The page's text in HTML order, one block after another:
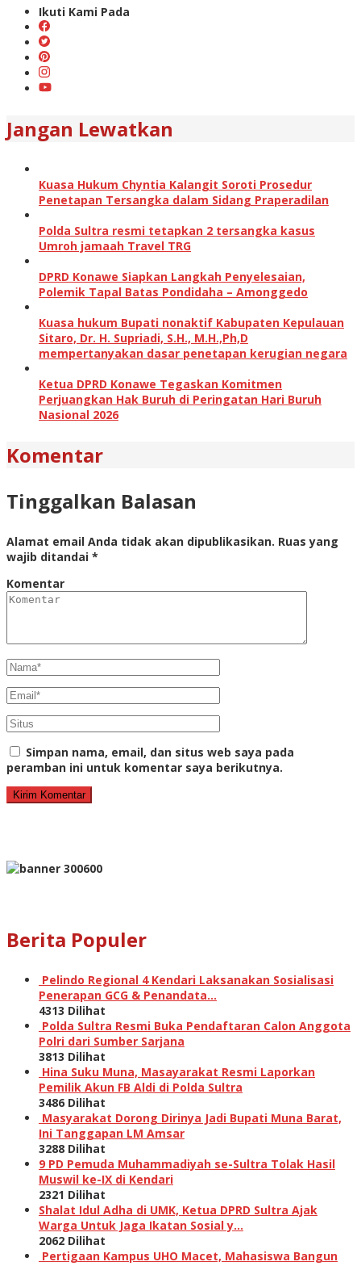
Ikuti Kami Pada
Jangan Lewatkan
Kuasa Hukum Chyntia Kalangit Soroti Prosedur
Penetapan Tersangka dalam Sidang Praperadilan
Polda Sultra resmi tetapkan 2 tersangka kasus
Umroh jamaah Travel TRG
DPRD Konawe Siapkan Langkah Penyelesaian,
Polemik Tapal Batas Pondidaha – Amonggedo
Kuasa hukum Bupati nonaktif Kabupaten Kepulauan
Sitaro, Dr. H. Supriadi, S.H., M.H.,Ph,D
mempertanyakan dasar penetapan kerugian negara
Ketua DPRD Konawe Tegaskan Komitmen
Perjuangkan Hak Buruh di Peringatan Hari Buruh
Nasional 2026
Komentar
Tinggalkan Balasan
Alamat email Anda tidak akan dipublikasikan. Ruas yang
wajib ditandai *
Komentar
Simpan nama, email, dan situs web saya pada
peramban ini untuk komentar saya berikutnya.
Berita Populer
Pelindo Regional 4 Kendari Laksanakan Sosialisasi
Penerapan GCG & Penandata…
4313 Dilihat
Polda Sultra Resmi Buka Pendaftaran Calon Anggota
Polri dari Sumber Sarjana
3813 Dilihat
Hina Suku Muna, Masayarakat Resmi Laporkan
Pemilik Akun FB Aldi di Polda Sultra
3486 Dilihat
Masyarakat Dorong Dirinya Jadi Bupati Muna Barat,
Ini Tanggapan LM Amsar
3288 Dilihat
9 PD Pemuda Muhammadiyah se-Sultra Tolak Hasil
Muswil ke-IX di Kendari
2321 Dilihat
Shalat Idul Adha di UMK, Ketua DPRD Sultra Ajak
Warga Untuk Jaga Ikatan Sosial y…
2062 Dilihat
Pertigaan Kampus UHO Macet, Mahasiswa Bangun